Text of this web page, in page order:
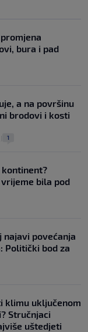
bura i pad
a na površinu
brodovi i kosti
1
bila pod
najavi povećanja
Politički bod za
klimu uključenom
Stručnjaci
uštedjeti